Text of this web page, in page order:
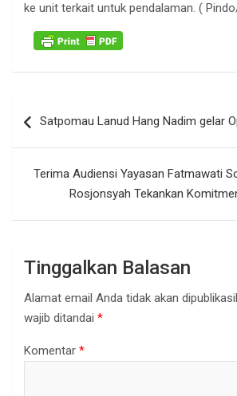
ke unit terkait untuk pendalaman. (
posSatpomau Lanud Hang Nadim gelar
Terima Audiensi Yayasan Fatmawati
Rosjonsyah Tekankan
Tinggalkan Balasan
Alamat email Anda tidak akan
wajib ditandai *
Komentar *